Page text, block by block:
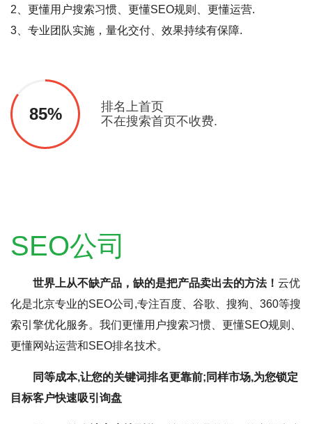
2、更懂用户搜索习惯、更懂SEO规则、更懂运营.
3、专业团队实施，量化交付、效果持续有保障.
85%
排名上首页
不在搜索首页不收费.
SEO公司
世界上从不缺产品，缺的是把产品卖出去的方法！ 云优
化是北京专业的SEO公司,专注百度、谷歌、搜狗、360等搜
索引擎优化服务。我们更懂用户搜索习惯、更懂SEO规则、
更懂网站运营和SEO排名技术。
同等成本,让您的关键词排名更靠前;同样市场,为您锁定
目标客户快速吸引询盘